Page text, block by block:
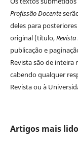
Profissão Docente
deles para
original (título,
publicação e
Revista são de inteira
cabendo qualquer
Revista ou à
Artigos mais